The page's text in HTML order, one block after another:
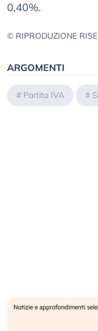
0,40%.
© RIPRODUZIONE
ARGOMENTI
# Partita IVA #